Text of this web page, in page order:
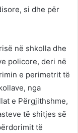
si dhe për
në shkolla dhe
policore, deri në
e perimetrit të
nga
e Përgjithshme,
të shitjes së
të